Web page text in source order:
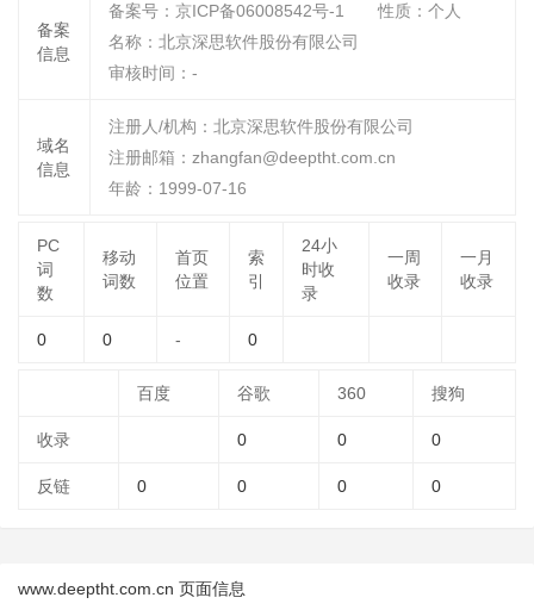
备案
信息
备案号：京ICP备06008542号-1 性质： 个人
名称： 北京深思软件股份有限公司
审核时间： -
域名
信息
注册人/机构：北京深思软件股份有限公司
注册邮箱：zhangfan@deeptht.com.cn
年龄：1999-07-16
PC
词
数
移动
词数
首页
位置
索
引
24小
时收
录
一周
收录
一月
收录
0 0 - 0
百度 谷歌 360 搜狗
收录 0 0 0
反链 0 0 0 0
www.deeptht.com.cn 页面信息